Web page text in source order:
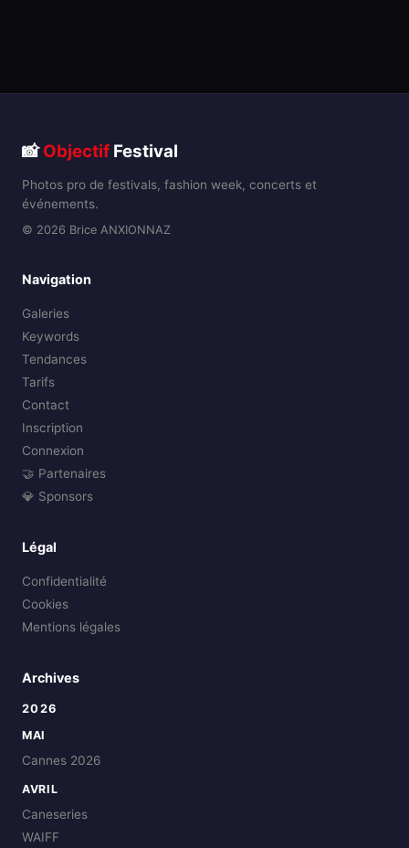
📸Objectif Festival
Photos pro de festivals, fashion week, concerts et
événements.
© 2026 Brice ANXIONNAZ
Navigation
Galeries
Keywords
Tendances
Tarifs
Contact
Inscription
Connexion
🤝 Partenaires
💎 Sponsors
Légal
Confidentialité
Cookies
Mentions légales
Archives
2026
MAI
Cannes 2026
AVRIL
Caneseries
WAIFF